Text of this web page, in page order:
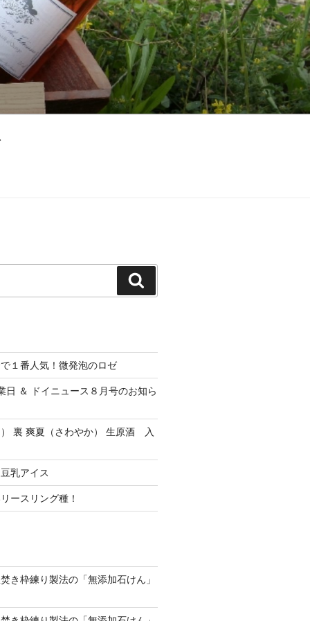
索
１番人気！微発泡のロゼ
＆ ドイニュース８月号のお知ら
裏 爽夏（さわやか） 生原酒 入
乳アイス
ースリング種！
き枠練り製法の「無添加石けん」